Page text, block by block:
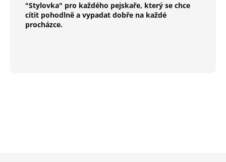
"Stylovka" pro každého pejskaře, který se chce
cítit pohodlně a vypadat dobře na každé
procházce.